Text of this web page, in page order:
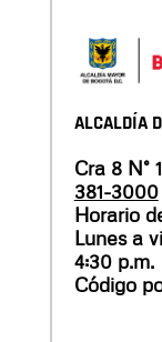
ALCALDÍA
Cra 8 N°
381-3000
Horario
Lunes a
4:30 p.m.
Código